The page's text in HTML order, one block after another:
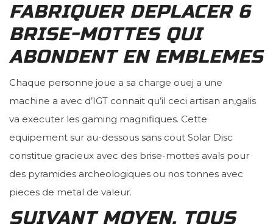
FABRIQUER DEPLACER 6
BRISE-MOTTES QUI
ABONDENT EN EMBLEMES
Chaque personne joue a sa charge ouej a une
machine a avec d’IGT connait qu’il ceci artisan an,galis
va executer les gaming magnifiques. Cette
equipement sur au-dessous sans cout Solar Disc
constitue gracieux avec des brise-mottes avals pour
des pyramides archeologiques ou nos tonnes avec
pieces de metal de valeur.
SUIVANT MOYEN, TOUS